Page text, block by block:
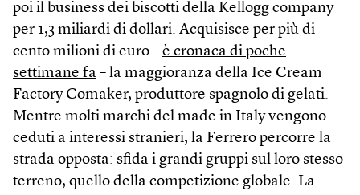
poi il business dei biscotti della Kellogg company
per 1,3 miliardi di dollari. Acquisisce per più di
cento milioni di euro – è cronaca di poche
settimane fa – la maggioranza della Ice Cream
Factory Comaker, produttore spagnolo di gelati.
Mentre molti marchi del made in Italy vengono
ceduti a interessi stranieri, la Ferrero percorre la
strada opposta: sfida i grandi gruppi sul loro stesso
terreno, quello della competizione globale. La